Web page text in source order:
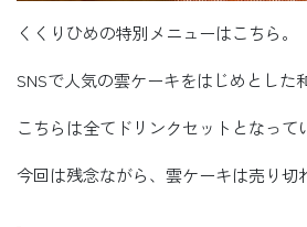
くくりひめの特別メニューはこちら。
SNSで人気の雲ケーキをはじめとした
こちらは全てドリンクセットとなって
今回は残念ながら、雲ケーキは売り切